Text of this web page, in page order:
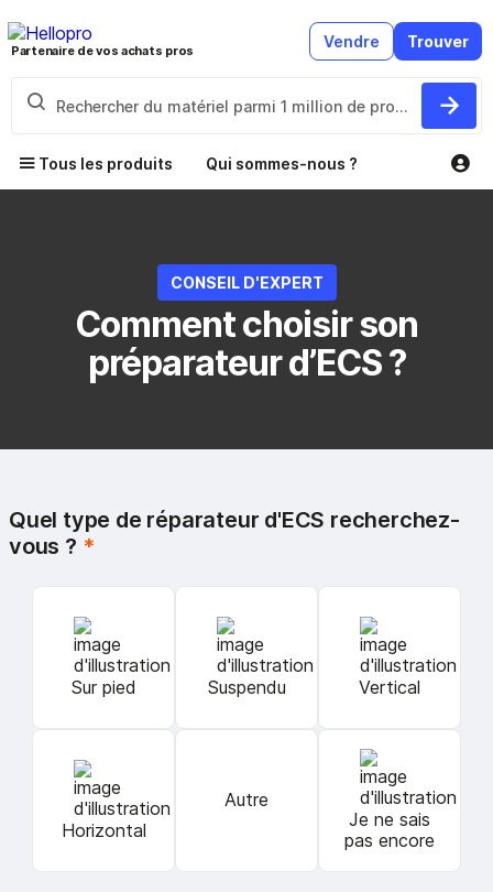
Partenaire de vos achats pros Vendre Trouver
Tous les produits Qui sommes-nous ?
CONSEIL D'EXPERT
Comment choisir son
préparateur d’ECS ?
Quel type de réparateur d'ECS recherchez-
vous ? *
Sur pied Suspendu Vertical
Horizontal
Autre
Je ne sais
pas encore